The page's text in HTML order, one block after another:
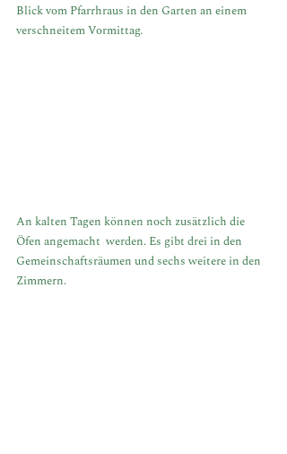
Blick vom Pfarrhraus in den Garten an einem
verschneitem Vormittag.
An kalten Tagen können noch zusätzlich die
Öfen angemacht  werden. Es gibt drei in den
Gemeinschaftsräumen und sechs weitere in den
Zimmern.